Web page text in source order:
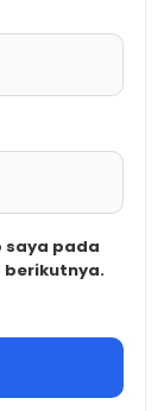
saya pada
berikutnya.